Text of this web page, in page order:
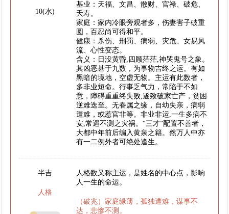
10(水)
基业：天福、文昌、散财、官禄、破危、
夭寿。
家庭：家内冷眼旁观者多，伤妻害子破重
圆，百忍尚可得和平。
健康：杀伤、刑罚、病弱、灾危、女易风
流、心性变态。
含义：日没黄昏,四顾茫茫,神哭鬼号之象。
其凶恶甚于九数，为事物吉终之运。有如
黑暗的境地，空虚无物。主运有此数者，
多非业短命。行事乏气力，常陷于不如
意，障碍重重终失败,遂致破家亡产，贫困
逆难迭至。无眷属之缘，自幼失亲，病弱
遭难，或惹官非等。非业非运,一生多病不
安,常遇不测之灾祸。“三才”配置不善者，
大都中年前后编入黄泉之籍。然万人中亦
有一二例外者可绝处逢生。
半吉
人格
人格数又称主运，是姓名的中心点，影响
人一生的命运。
（破兆）家庭缘薄，孤独遭难，谋事不
达，悲惨不测。